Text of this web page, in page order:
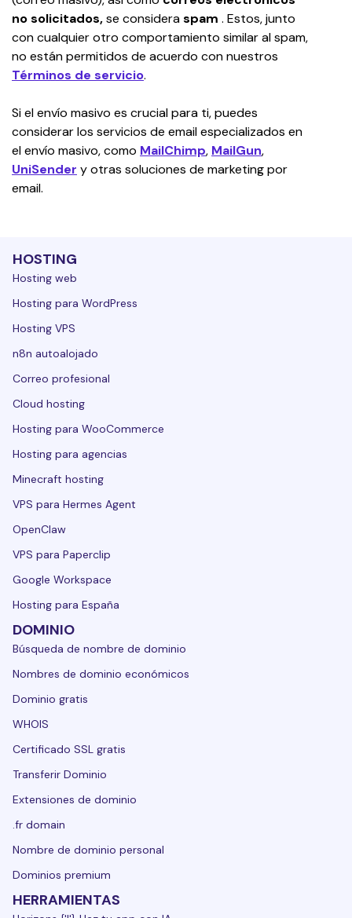
no solicitados, se considera spam . Estos, junto
con cualquier otro comportamiento similar al spam,
no están permitidos de acuerdo con nuestros
Términos de servicio.
Si el envío masivo es crucial para ti, puedes
considerar los servicios de email especializados en
el envío masivo, como MailChimp, MailGun,
UniSender y otras soluciones de marketing por
email.
HOSTING
Hosting web
Hosting para WordPress
Hosting VPS
n8n autoalojado
Correo profesional
Cloud hosting
Hosting para WooCommerce
Hosting para agencias
Minecraft hosting
VPS para Hermes Agent
OpenClaw
VPS para Paperclip
Google Workspace
Hosting para España
DOMINIO
Búsqueda de nombre de dominio
Nombres de dominio económicos
Dominio gratis
WHOIS
Certificado SSL gratis
Transferir Dominio
Extensiones de dominio
.fr domain
Nombre de dominio personal
Dominios premium
HERRAMIENTAS